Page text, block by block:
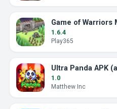
1.6.4
Play365
1.0
Matthew Inc